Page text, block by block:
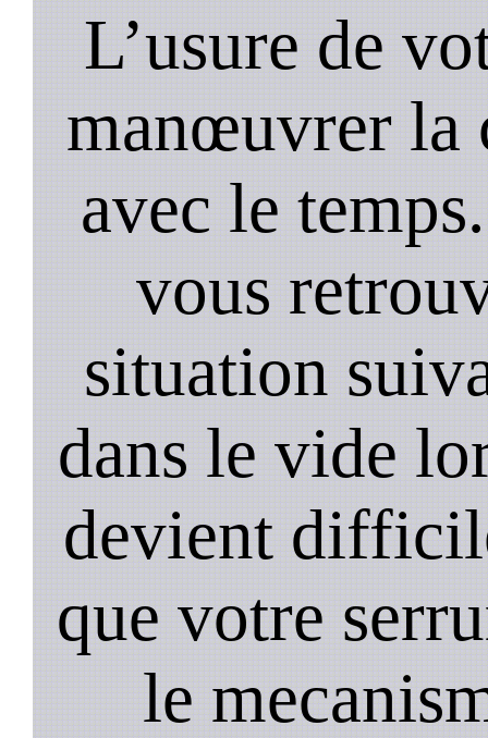
L’usure de
manœuvrer la
avec le
vous
situation
dans le vide
devient
que votre
le